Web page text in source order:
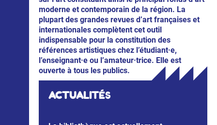
moderne et contemporain de la région. La
plupart des grandes revues d’art françaises et
internationales complètent cet outil
indispensable pour la constitution des
références artistiques chez l’étudiant·e,
l’enseignant·e ou l’amateur·trice. Elle est
ouverte à tous les publics.
ACTUALITÉS